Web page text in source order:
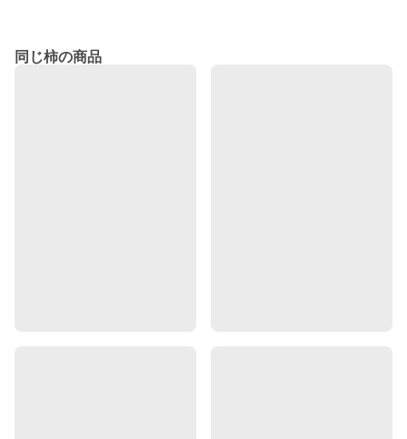
同じ柿の商品